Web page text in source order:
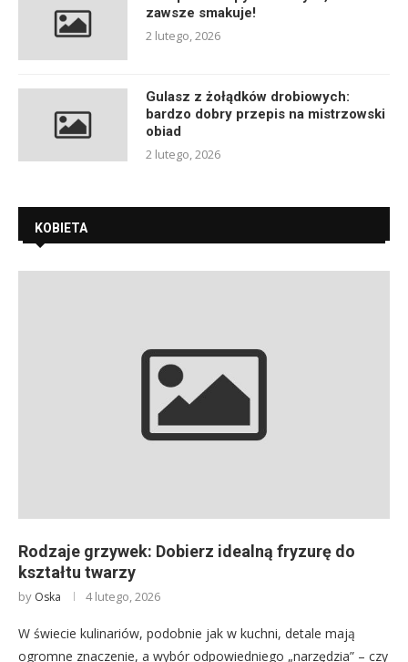
zawsze smakuje!
2 lutego, 2026
Gulasz z żołądków drobiowych:
bardzo dobry przepis na mistrzowski
obiad
2 lutego, 2026
KOBIETA
Rodzaje grzywek: Dobierz idealną fryzurę do
kształtu twarzy
by Oska 4 lutego, 2026
W świecie kulinariów, podobnie jak w kuchni, detale mają
ogromne znaczenie, a wybór odpowiedniego „narzędzia” – czy